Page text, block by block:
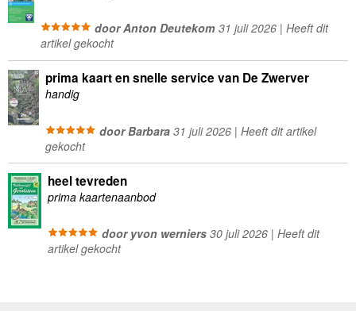
door Anton Deutekom31 juli 2026 | Heeft dit
artikel gekocht
prima kaart en snelle service van De Zwerver
handig
door Barbara31 juli 2026 | Heeft dit artikel
gekocht
heel tevreden
prima kaartenaanbod
door yvon werniers30 juli 2026 | Heeft dit
artikel gekocht